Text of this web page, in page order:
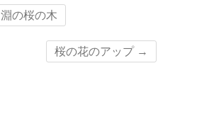
の桜の木
桜の花のアップ →